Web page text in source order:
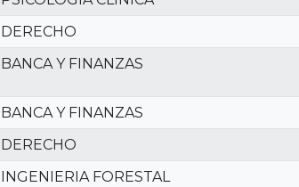
DERECHO
BANCA Y FINANZAS
BANCA Y FINANZAS
DERECHO
INGENIERIA FORESTAL